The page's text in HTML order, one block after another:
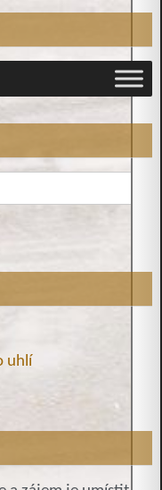
uhlí